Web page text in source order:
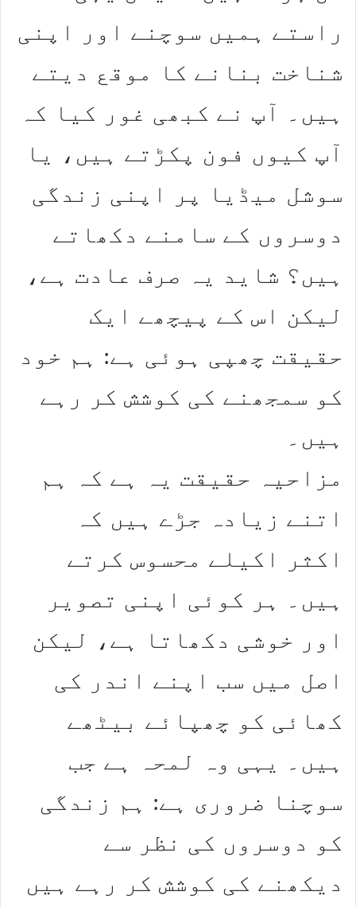
راستے ہمیں سوچنے اور اپنی
شناخت بنانے کا موقع دیتے
ہیں۔ آپ نے کبھی غور کیا کہ
آپ کیوں فون پکڑتے ہیں، یا
سوشل میڈیا پر اپنی زندگی
دوسروں کے سامنے دکھاتے
ہیں؟ شاید یہ صرف عادت ہے،
لیکن اس کے پیچھے ایک
حقیقت چھپی ہوئی ہے: ہم خود
کو سمجھنے کی کوشش کر رہے
ہیں۔
مزاحیہ حقیقت یہ ہے کہ ہم
اتنے زیادہ جڑے ہیں کہ
اکثر اکیلے محسوس کرتے
ہیں۔ ہر کوئی اپنی تصویر
اور خوشی دکھاتا ہے، لیکن
اصل میں سب اپنے اندر کی
کھائی کو چھپائے بیٹھے
ہیں۔ یہی وہ لمحہ ہے جب
سوچنا ضروری ہے: ہم زندگی
کو دوسروں کی نظر سے
دیکھنے کی کوشش کر رہے ہیں